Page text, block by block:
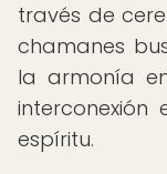
través de
chamanes
la armonía
espíritu.